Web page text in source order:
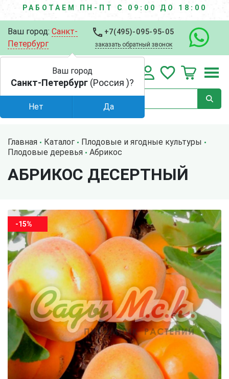
РАБОТАЕМ ПН-ПТ С 09:00 ДО 18:00
Ваш город: Санкт-
Петербург
+7(495)-095-95-05
заказать обратный звонок
Главная Каталог
Плодовые и ягодные культуры
Плодовые деревья
Абрикос
АБРИКОС ДЕСЕРТНЫЙ
-15%
Ваш город
Санкт-Петербург (Россия )?
Нет Да